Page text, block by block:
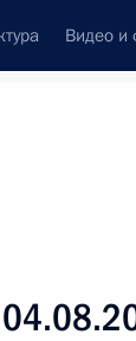
Видео и